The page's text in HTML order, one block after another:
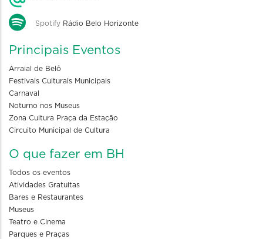
Spotify Rádio Belo Horizonte
Principais Eventos
Arraial de Belô
Festivais Culturais Municipais
Carnaval
Noturno nos Museus
Zona Cultura Praça da Estação
Circuito Municipal de Cultura
O que fazer em BH
Todos os eventos
Atividades Gratuitas
Bares e Restaurantes
Museus
Teatro e Cinema
Parques e Praças